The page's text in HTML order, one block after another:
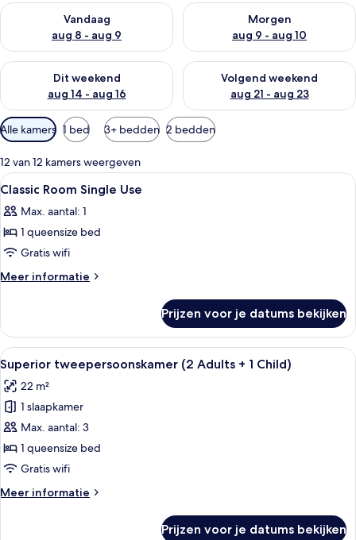
Vandaag
aug 8 - aug 9
De beschikbaarheid controleren voor vanavond aug 8 - aug 9
Morgen
aug 9 - aug 10
De beschikbaarheid
Dit weekend
aug 14 - aug 16
De beschikbaarheid controleren voor dit weekend aug 14 -
Volgend weekend
aug 21 - aug 23
De beschikbaarheid
Beschikbare
filters
voor
kamers
Alle kamers 1 bed 3+ bedden 2 bedden
12 van 12 kamers weergeven
Alle
foto's
voor
Classic
Room
Single
Een hotelkamer met een bed, een
4
Classic Room Single Use
Max. aantal: 1
1 queensize bed
Gratis wifi
Meer informatie
Meer
Room
Single
Use
Prijzen voor je datums bekijken
Alle
foto's
voor
Superior
tweepersoonskamer
(2
Adults
1
Een hotelkamer met een groot bed,
4
Superior tweepersoonskamer (2 Adults + 1 Child)
22 m²
1 slaapkamer
Max. aantal: 3
1 queensize bed
Gratis wifi
Meer informatie
Meer
Prijzen voor je datums bekijken